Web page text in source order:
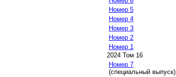
Номер 5
Номер 4
Номер 3
Номер 2
Номер 1
2024 Том 16
Номер 7
(специальный выпуск)